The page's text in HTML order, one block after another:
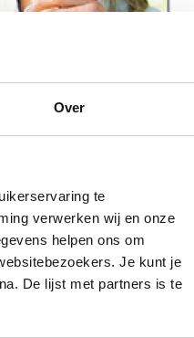
Over
te
verwerken wij en onze
helpen ons om
Je kunt je
De lijst met partners is te
in
naar
van